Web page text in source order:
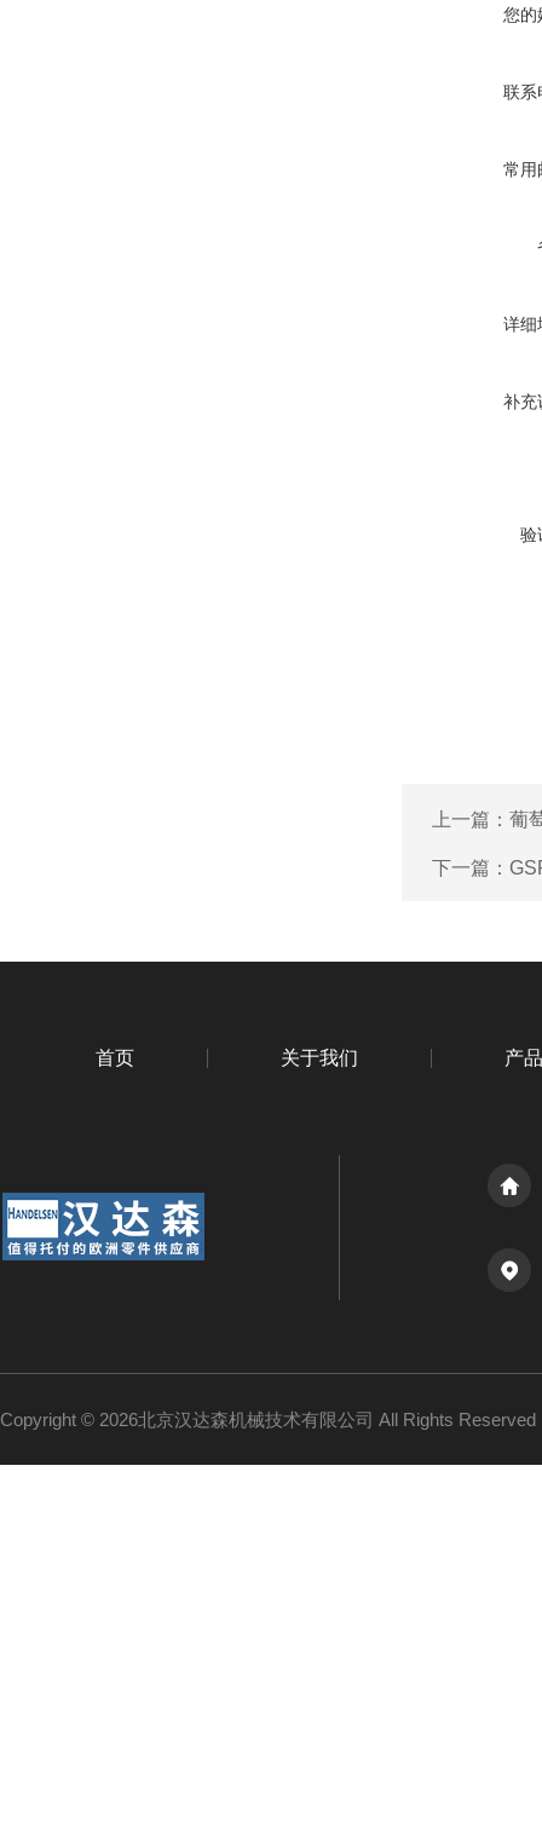
您的
联系
常用
详细
补充
验
上一篇： 葡
下一篇：
首页 关于我们 产
Copyright © 2026北京汉达森机械技术有限公司 All Rights